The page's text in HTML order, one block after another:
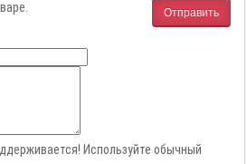
Отправить
Используйте обычный